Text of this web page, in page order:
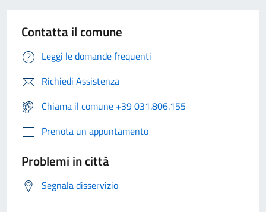
Contatta il comune
Leggi le domande frequenti
Richiedi Assistenza
Chiama il comune +39 031.806.155
Prenota un appuntamento
Problemi in città
Segnala disservizio